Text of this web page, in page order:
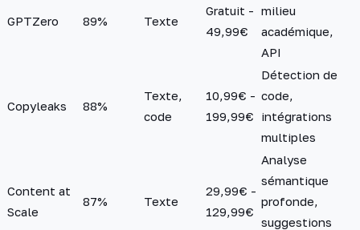
GPTZero 89% Texte
Gratuit -
49,99€
milieu
académique,
API
Copyleaks 88%
Texte,
code
10,99€ -
199,99€
Détection de
code,
intégrations
multiples
Content at
Scale
87% Texte
29,99€ -
129,99€
Analyse
sémantique
profonde,
suggestions